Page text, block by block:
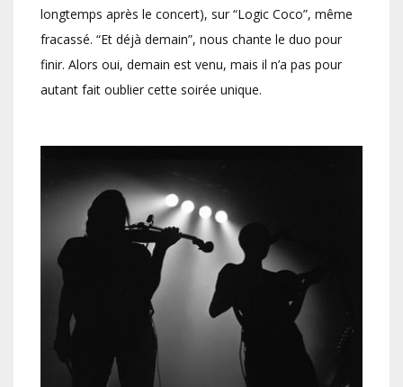
longtemps après le concert), sur “Logic Coco”, même
fracassé. “Et déjà demain”, nous chante le duo pour
finir. Alors oui, demain est venu, mais il n’a pas pour
autant fait oublier cette soirée unique.